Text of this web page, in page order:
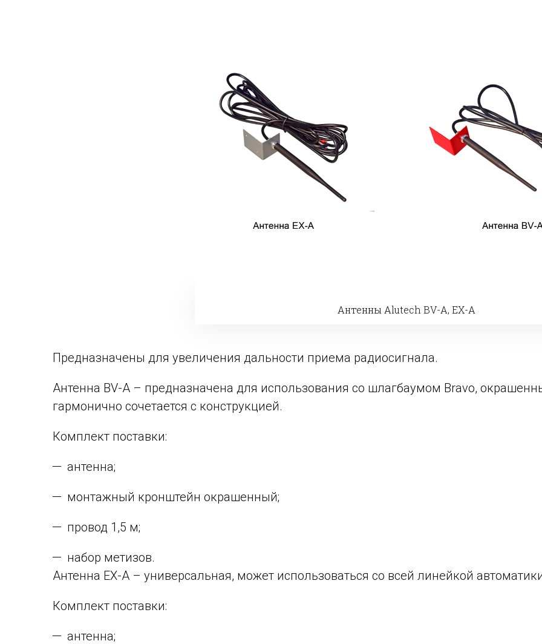
Антенны Alutech BV-A, EX-A
Предназначены для увеличения дальности приема радиосигнала.
Антенна BV-A – предназначена для использования со шлагбаумом Bravo,
гармонично сочетается с конструкцией.
Комплект поставки:
антенна;
монтажный кронштейн окрашенный;
провод 1,5 м;
набор метизов.
Антенна EX-A – универсальная, может использоваться со всей линейкой
Комплект поставки:
антенна;